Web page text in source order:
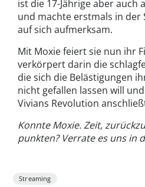
ist die 17-Jährige aber auch
und machte erstmals in der
auf sich aufmerksam.
Mit Moxie feiert sie nun ihr
verkörpert darin die
die sich die Belästigungen
nicht gefallen lassen will
Vivians Revolution
Konnte Moxie. Zeit,
punkten? Verrate es uns in
Streaming